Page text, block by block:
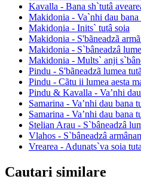
Kavalla - Bana sh`tutâ
Makidonia - Va`nhi dau bana
Makidonia - Inits` tutâ soia
Makidonia - S'bãneadzã
Makidonia - S`bâneadzâ
Makidonia - Mults` anji
Pindu - S'bãneadzã lumea tutã
Pindu - Cãtu ii lumea aesta
Pindu & Kavalla - Va’nhi
Samarina - Va’nhi dau bana
Samarina - Va’nhi dau bana
Stelian Arau - S`bâneadzâ
Vlahos - S`bâneadzâ
Vrearea - Adunats`va soia tuta
Cautari similare